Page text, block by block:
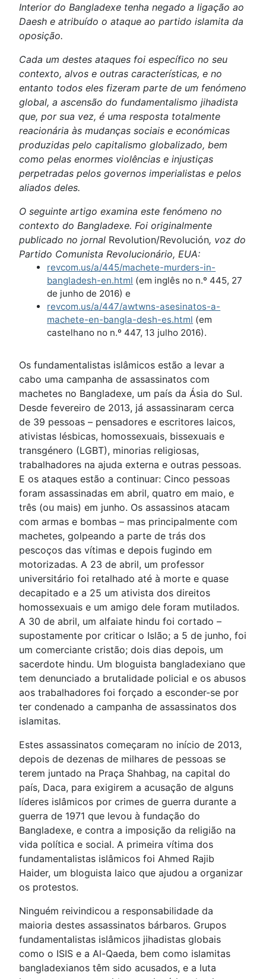
Interior do Bangladexe tenha negado a ligação ao
Daesh e atribuído o ataque ao partido islamita da
oposição.
Cada um destes ataques foi específico no seu
contexto, alvos e outras características, e no
entanto todos eles fizeram parte de um fenómeno
global, a ascensão do fundamentalismo jihadista
que, por sua vez, é uma resposta totalmente
reacionária às mudanças sociais e económicas
produzidas pelo capitalismo globalizado, bem
como pelas enormes violências e injustiças
perpetradas pelos governos imperialistas e pelos
aliados deles.
O seguinte artigo examina este fenómeno no
contexto do Bangladexe. Foi originalmente
publicado no jornal Revolution/Revolución, voz do
Partido Comunista Revolucionário, EUA:
revcom.us/a/445/machete-murders-in-
bangladesh-en.html (em inglês no n.º 445, 27
de junho de 2016) e
revcom.us/a/447/awtwns-asesinatos-a-
machete-en-bangla-desh-es.html (em
castelhano no n.º 447, 13 julho 2016).
Os fundamentalistas islâmicos estão a levar a
cabo uma campanha de assassinatos com
machetes no Bangladexe, um país da Ásia do Sul.
Desde fevereiro de 2013, já assassinaram cerca
de 39 pessoas – pensadores e escritores laicos,
ativistas lésbicas, homossexuais, bissexuais e
transgénero (LGBT), minorias religiosas,
trabalhadores na ajuda externa e outras pessoas.
E os ataques estão a continuar: Cinco pessoas
foram assassinadas em abril, quatro em maio, e
três (ou mais) em junho. Os assassinos atacam
com armas e bombas – mas principalmente com
machetes, golpeando a parte de trás dos
pescoços das vítimas e depois fugindo em
motorizadas. A 23 de abril, um professor
universitário foi retalhado até à morte e quase
decapitado e a 25 um ativista dos direitos
homossexuais e um amigo dele foram mutilados.
A 30 de abril, um alfaiate hindu foi cortado –
supostamente por criticar o Islão; a 5 de junho, foi
um comerciante cristão; dois dias depois, um
sacerdote hindu. Um bloguista bangladexiano que
tem denunciado a brutalidade policial e os abusos
aos trabalhadores foi forçado a esconder-se por
ter condenado a campanha de assassinatos dos
islamitas.
Estes assassinatos começaram no início de 2013,
depois de dezenas de milhares de pessoas se
terem juntado na Praça Shahbag, na capital do
país, Daca, para exigirem a acusação de alguns
líderes islâmicos por crimes de guerra durante a
guerra de 1971 que levou à fundação do
Bangladexe, e contra a imposição da religião na
vida política e social. A primeira vítima dos
fundamentalistas islâmicos foi Ahmed Rajib
Haider, um bloguista laico que ajudou a organizar
os protestos.
Ninguém reivindicou a responsabilidade da
maioria destes assassinatos bárbaros. Grupos
fundamentalistas islâmicos jihadistas globais
como o ISIS e a Al-Qaeda, bem como islamitas
bangladexianos têm sido acusados, e a luta